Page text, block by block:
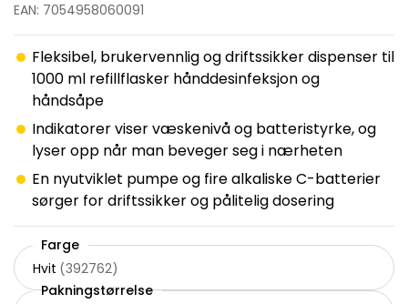
EAN: 7054958060091
Fleksibel, brukervennlig og driftssikker dispenser til
1000 ml refillflasker hånddesinfeksjon og
håndsåpe
Indikatorer viser væskenivå og batteristyrke, og
lyser opp når man beveger seg i nærheten
En nyutviklet pumpe og fire alkaliske C-batterier
sørger for driftssikker og pålitelig dosering
Farge
Hvit (392762)
Pakningstørrelse